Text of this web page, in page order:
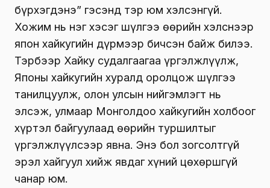
бүрхэгдэнэ” гэсэнд тэр юм хэлсэнгүй.
Хожим нь нэг хэсэг шүлгээ өөрийн хэлснээр
япон хайкугийн дүрмээр бичсэн байж билээ.
Тэрбээр Хайку судалгаагаа үргэлжлүүлж,
Японы хайкугийн хуралд оролцож шүлгээ
танилцуулж, олон улсын нийгэмлэгт нь
элсэж, улмаар Монголдоо хайкугийн холбоог
хүртэл байгуулаад өөрийн туршилтыг
үргэлжлүүлсээр явна. Энэ бол зогсолтгүй
эрэл хайгуул хийж явдаг хүний цөхөршгүй
чанар юм.